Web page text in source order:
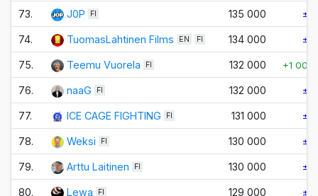
73. J0P FI 135 000 ±0
74. TuomasLahtinen Films EN FI 134 000 ±0
75. Teemu Vuorela FI 132 000 +1 000
76. naaG FI 132 000 ±0
77. ICE CAGE FIGHTING FI 131 000 ±0
78. Weksi FI 130 000 ±0
79. Arttu Laitinen FI 130 000 ±0
80. Lewa FI 129 000 ±0